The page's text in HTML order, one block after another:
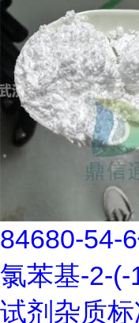
84680-54-
氯苯基-2-(-
试剂杂质